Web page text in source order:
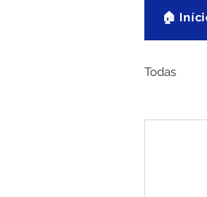
🏠
Todas